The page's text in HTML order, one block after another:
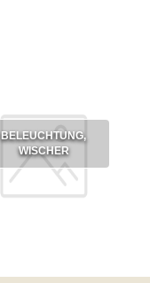
BELEUCHTUNG,
WISCHER